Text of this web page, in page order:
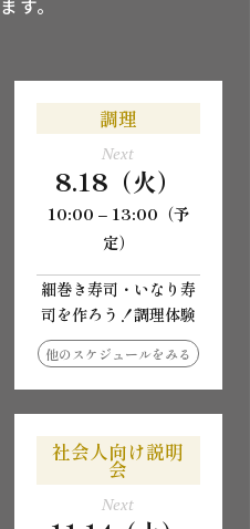
す。
調理
Next
8.18（火）
10:00 – 13:00（予
定）
細巻き寿司・いなり寿
司を作ろう！調理体験
他のスケジュールをみる
社会人向け説明
会
Next